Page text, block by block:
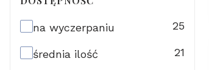
Dostępność
na wyczerpaniu 25
średnia ilość 21